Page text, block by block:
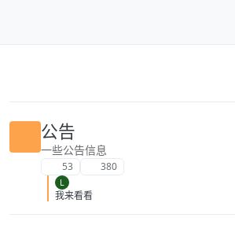
公告
一些公告信息
53 380
L
我来看看